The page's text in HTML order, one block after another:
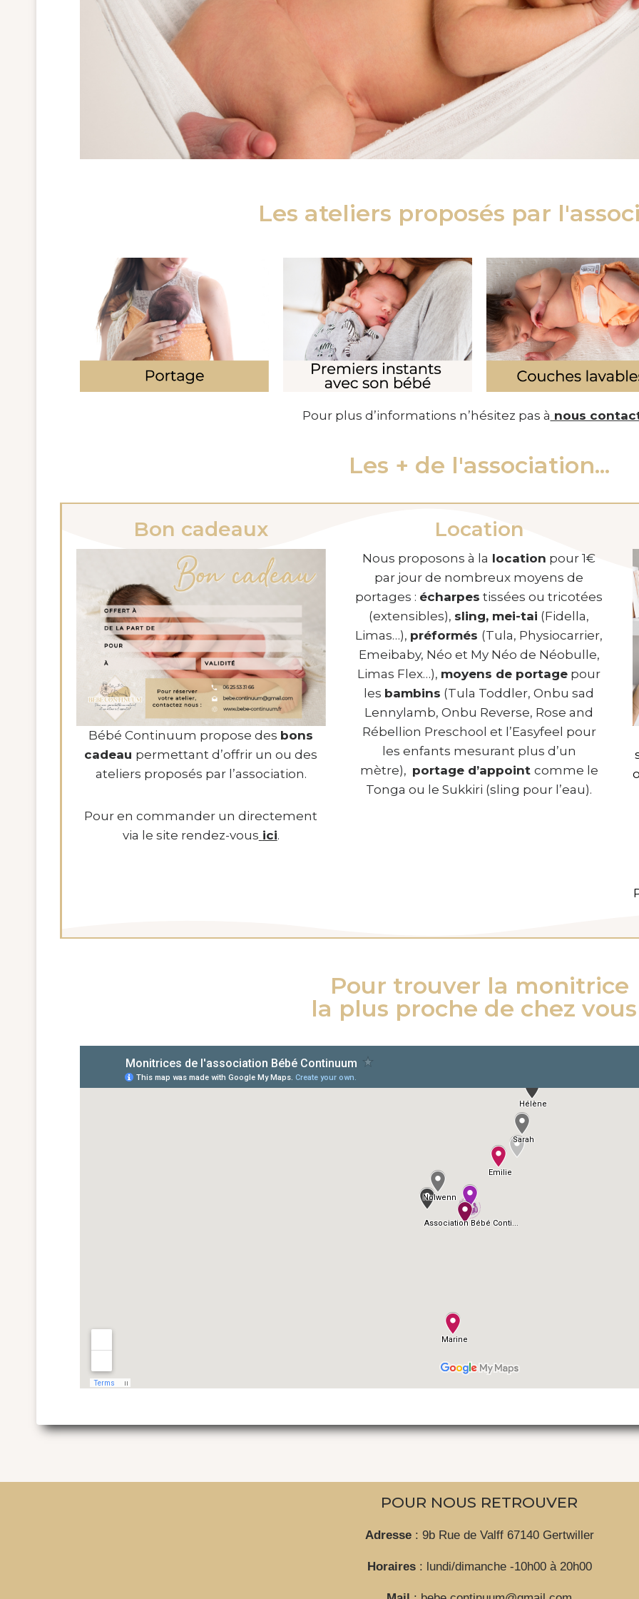
Les ateliers proposés par
Pour plus d’informations n’hésitez pas à nous
Les + de l'association...
Bon cadeaux
Bébé Continuum propose des bons
cadeau permettant d’offrir un ou des
ateliers proposés par l’association.
Pour en commander un directement
via le site rendez-vous ici.
Location
Nous proposons à la location pour 1€
par jour de nombreux moyens de
portages : écharpes tissées ou tricotées
(extensibles), sling, mei-tai (Fidella,
Limas…), préformés (Tula, Physiocarrier,
Emeibaby, Néo et My Néo de Néobulle,
Limas Flex…), moyens de portage pour
les bambins (Tula Toddler, Onbu sad
Lennylamb, Onbu Reverse, Rose and
Rébellion Preschool et l’Easyfeel pour
les enfants mesurant plus d’un
mètre), portage d’appoint comme le
Tonga ou le Sukkiri (sling pour l’eau).
Pour trouver la monitrice
la plus proche de chez vous
POUR NOUS RETROUVER
Adresse: 9b Rue de Valff 67140 Gertwiller
Horaires : lundi/dimanche -10h00 à 20h00